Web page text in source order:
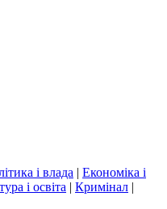
і влада | Економіка і
і освіта | Кримінал |